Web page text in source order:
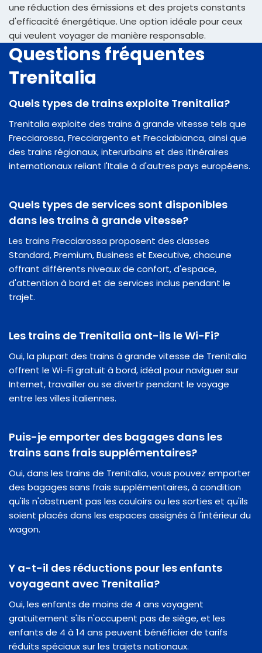
une réduction des émissions et des projets constants
d'efficacité énergétique. Une option idéale pour ceux
qui veulent voyager de manière responsable.
Questions fréquentes
Trenitalia
Quels types de trains exploite Trenitalia?
Trenitalia exploite des trains à grande vitesse tels que
Frecciarossa, Frecciargento et Frecciabianca, ainsi que
des trains régionaux, interurbains et des itinéraires
internationaux reliant l'Italie à d'autres pays européens.
Quels types de services sont disponibles
dans les trains à grande vitesse?
Les trains Frecciarossa proposent des classes
Standard, Premium, Business et Executive, chacune
offrant différents niveaux de confort, d'espace,
d'attention à bord et de services inclus pendant le
trajet.
Les trains de Trenitalia ont-ils le Wi-Fi?
Oui, la plupart des trains à grande vitesse de Trenitalia
offrent le Wi-Fi gratuit à bord, idéal pour naviguer sur
Internet, travailler ou se divertir pendant le voyage
entre les villes italiennes.
Puis-je emporter des bagages dans les
trains sans frais supplémentaires?
Oui, dans les trains de Trenitalia, vous pouvez emporter
des bagages sans frais supplémentaires, à condition
qu'ils n'obstruent pas les couloirs ou les sorties et qu'ils
soient placés dans les espaces assignés à l'intérieur du
wagon.
Y a-t-il des réductions pour les enfants
voyageant avec Trenitalia?
Oui, les enfants de moins de 4 ans voyagent
gratuitement s'ils n'occupent pas de siège, et les
enfants de 4 à 14 ans peuvent bénéficier de tarifs
réduits spéciaux sur les trajets nationaux.